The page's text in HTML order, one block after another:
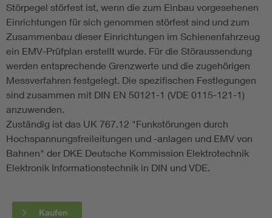
Störpegel störfest ist, wenn die zum Einbau vorgesehenen
Einrichtungen für sich genommen störfest sind und zum
Zusammenbau dieser Einrichtungen im Schienenfahrzeug
ein EMV-Prüfplan erstellt wurde. Für die Störaussendung
werden entsprechende Grenzwerte und die zugehörigen
Messverfahren festgelegt. Die spezifischen Festlegungen
sind zusammen mit DIN EN 50121-1 (VDE 0115-121-1)
anzuwenden.
Zuständig ist das UK 767.12 "Funkstörungen durch
Hochspannungsfreileitungen und -anlagen und EMV von
Bahnen" der DKE Deutsche Kommission Elektrotechnik
Elektronik Informationstechnik in DIN und VDE.
Kaufen